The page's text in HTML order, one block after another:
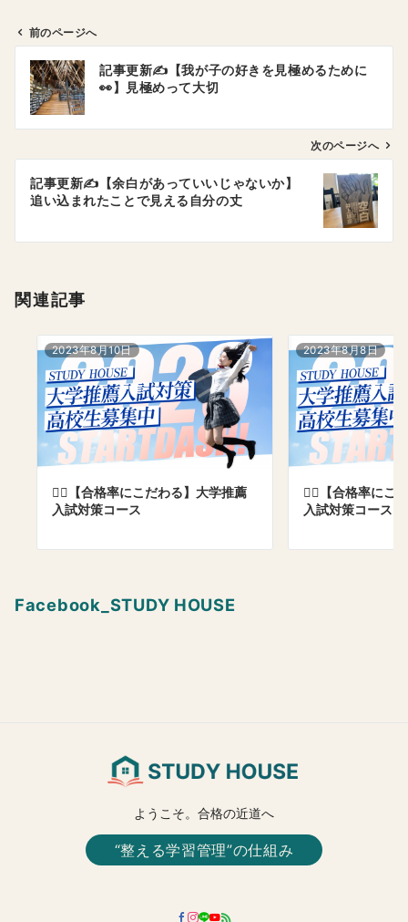
ビ
ン
前のページへ
記事更新✍️【我が子の好きを見極めるために
👀】見極めって大切
次のページへ
記事更新✍️【余白があっていいじゃないか】
追い込まれたことで見える自分の丈
関連記事
2023年8月10日
💁‍♂️【合格率にこだわる】大学推薦
入試対策コース
2023年8月8日
💁‍♂️【合格率にこ
入試対策コース
Facebook_STUDY HOUSE
ようこそ。合格の近道へ
“整える学習管理”の仕組み